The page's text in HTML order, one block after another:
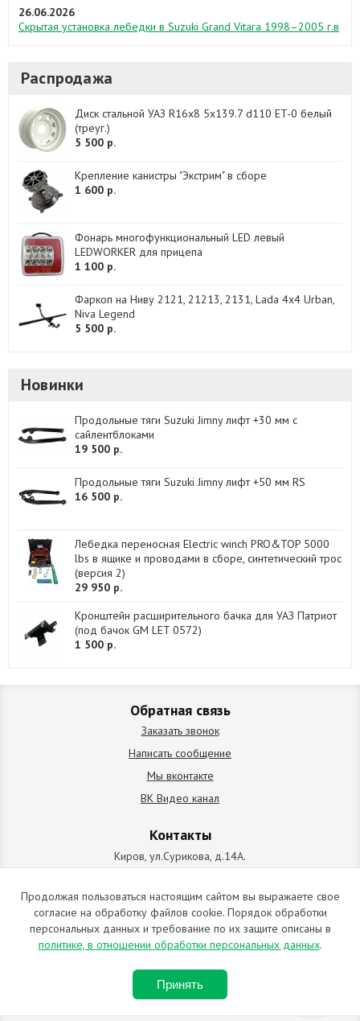
26.06.2026
Скрытая установка лебедки в Suzuki Grand Vitara 1998–2005 г.в
Распродажа
Диск стальной УАЗ R16x8 5x139.7 d110 ET-0 белый
(треуг.)
5 500 р.
Крепление канистры "Экстрим" в сборе
1 600 р.
Фонарь многофункциональный LED левый
LEDWORKER для прицепа
1 100 р.
Фаркоп на Ниву 2121, 21213, 2131, Lada 4x4 Urban,
Niva Legend
5 500 р.
Новинки
Продольные тяги Suzuki Jimny лифт +30 мм с
сайлентблоками
19 500 р.
Продольные тяги Suzuki Jimny лифт +50 мм RS
16 500 р.
Лебедка переносная Electric winch PRO&TOP 5000
lbs в ящике и проводами в сборе, синтетический трос
(версия 2)
29 950 р.
Кронштейн расширительного бачка для УАЗ Патриот
(под бачок GM LET 0572)
1 500 р.
Обратная связь
Заказать звонок
Написать сообщение
Мы вконтакте
ВК Видео канал
Контакты
Киров, ул.Сурикова, д.14А.
схема проезда
+7 (912) 827-92-55
ИП Позолотин Евгений Валерьевич
ИНН 434537218055 / ОГРН ИП 309434505600123 от 25.02.2009
2009-2026 © Все права защищены. Копирование материалов
запрещено. Отправляя любую форму на сайте, вы соглашаетесь с
Продолжая пользоваться настоящим сайтом вы выражаете свое
согласие на обработку файлов cookie. Порядок обработки
персональных данных и требование по их защите описаны в
политике, в отношении обработки персональных данных.
Принять